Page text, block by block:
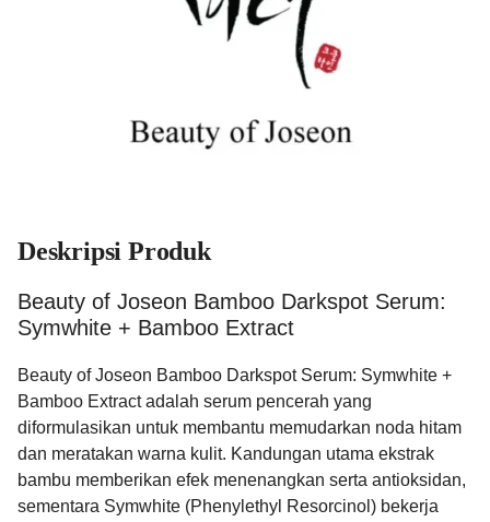
Deskripsi Produk
Beauty of Joseon Bamboo Darkspot Serum:
Symwhite + Bamboo Extract
Beauty of Joseon Bamboo Darkspot Serum: Symwhite +
Bamboo Extract adalah serum pencerah yang
diformulasikan untuk membantu memudarkan noda hitam
dan meratakan warna kulit. Kandungan utama ekstrak
bambu memberikan efek menenangkan serta antioksidan,
sementara Symwhite (Phenylethyl Resorcinol) bekerja